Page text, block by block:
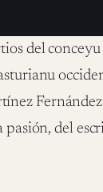
del
del